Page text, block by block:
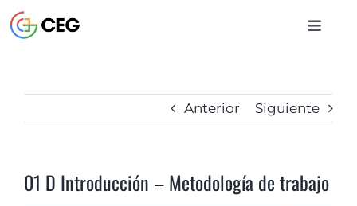
al
contenido
Toggle
BIBLIOTECA
Anterior Siguiente
01 D Introducción – Metodología de trabajo